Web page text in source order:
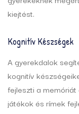
kiejtést.
Kognitív Készségek
A gyerekdalok
kognitív
fejleszti a
játékok és rímek